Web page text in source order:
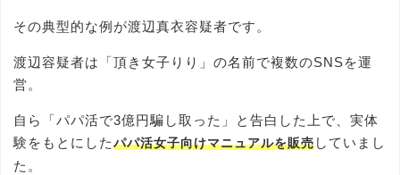
その典型的な例が渡辺真衣容疑者です。
渡辺容疑者は「頂き女子りり」の名前で複数のSNSを運
営。
自ら「パパ活で3億円騙し取った」と告白した上で、実体
験をもとにしたパパ活女子向けマニュアルを販売していまし
た。